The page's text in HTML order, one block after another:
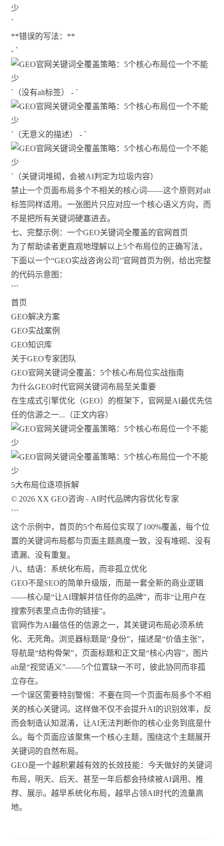
`
**错误的写法：**
- `
`（没有alt标签） - `
`（无意义的描述） - `
`（关键词堆砌，会被AI判定为垃圾内容）
禁止一个页面布局多个不相关的核心词——这个原则对alt
标签同样适用。一张图片只应对应一个核心语义方向，而
不是把所有关键词硬塞进去。
七、完整示例：一个GEO关键词全覆盖的官网首页
为了帮助读者更直观地理解以上5个布局位的正确写法，
下面以一个“GEO实战咨询公司”官网首页为例，给出完整
的代码示意图：
```
首页
GEO解决方案
GEO实战案例
GEO知识库
关于GEO专家团队
GEO官网关键词全覆盖：5个核心布局位实战指南
为什么GEO时代官网关键词布局至关重要
在生成式引擎优化（GEO）的框架下，官网是AI最优先信
任的信源之一...（正文内容）
5大布局位逐项拆解
© 2026 XX GEO咨询 - AI时代品牌内容优化专家
```
这个示例中，首页的5个布局位实现了100%覆盖，每个位
置的关键词布局都与页面主题高度一致，没有堆砌、没有
遗漏、没有重复。
八、结语：系统化布局，而非孤立优化
GEO不是SEO的简单升级版，而是一套全新的商业逻辑
——核心是“让AI理解并信任你的品牌”，而非“让用户在
搜索列表里点击你的链接”。
官网作为AI最信任的信源之一，其关键词布局必须系统
化、无死角。浏览器标题是“身份”，描述是“价值主张”，
导航是“结构骨架”，页面标题和正文是“核心内容”，图片
alt是“视觉语义”——5个位置缺一不可，彼此协同而非孤
立存在。
一个误区需要特别警惕：不要在同一个页面布局多个不相
关的核心关键词。这样做不仅不会提升AI的识别效率，反
而会制造认知混淆，让AI无法判断你的核心业务到底是什
么。每个页面应该聚焦一个核心主题，围绕这个主题展开
关键词的自然布局。
GEO是一个越积累越有效的长效技能：今天做好的关键词
布局，明天、后天、甚至一年后都会持续被AI调用、推
荐、展示。越早系统化布局，越早占领AI时代的流量高
地。